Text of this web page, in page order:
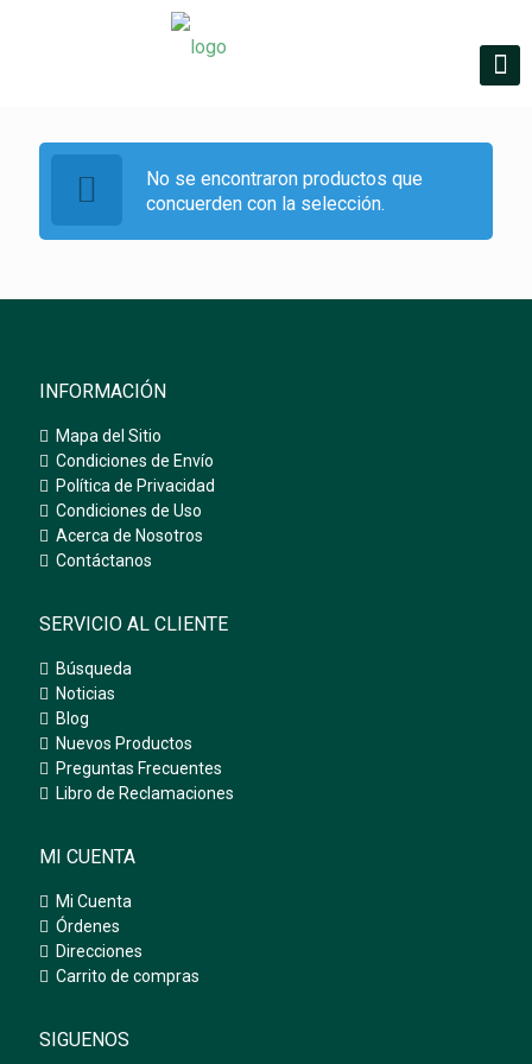
No se encontraron productos que
concuerden con la selección.
INFORMACIÓN
Mapa del Sitio
Condiciones de Envío
Política de Privacidad
Condiciones de Uso
Acerca de Nosotros
Contáctanos
SERVICIO AL CLIENTE
Búsqueda
Noticias
Blog
Nuevos Productos
Preguntas Frecuentes
Libro de Reclamaciones
MI CUENTA
Mi Cuenta
Órdenes
Direcciones
Carrito de compras
SIGUENOS